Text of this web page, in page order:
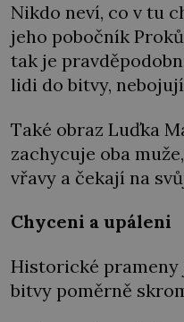
Nikdo neví, co v tu
jeho pobočník
tak je
lidi do bitvy,
Také obraz Luďka
zachycuje oba
vřavy a čekají na
Chyceni a upáleni
Historické
bitvy poměrně